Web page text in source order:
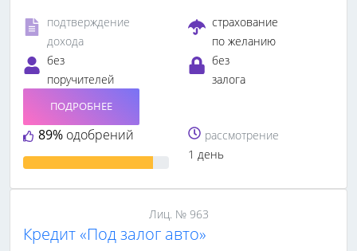
подтверждение
дохода
страхование
по желанию
без
поручителей
без
залога
89% одобрений
ПОДРОБНЕЕ
рассмотрение
1 день
Лиц. № 963
Кредит «Под залог авто»